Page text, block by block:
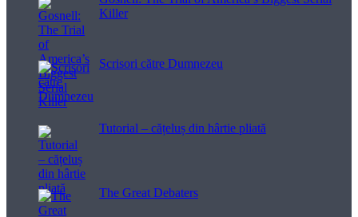
Killer
Scrisori către Dumnezeu
Tutorial – cățeluș din hârtie pliată
The Great Debaters